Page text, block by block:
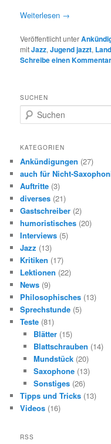
Weiterlesen →
Veröffentlicht unter
mitJazz,Jugend jazzt,
Schreibe einen Kommentar
SUCHEN
u
h
n
KATEGORIEN
Ankündigungen (27)
auch für Nicht-
Auftritte (3)
diverses (21)
Gastschreiber (2)
humoristisches (20)
Interviews (5)
Jazz (13)
Kritiken (17)
Lektionen (22)
News (9)
Philosophisches (13)
Sprechstunde (5)
Teste (81)
Blätter(15)
Blattschrauben (14)
Mundstück(20)
Saxophone(13)
Sonstiges(26)
Tipps und Tricks (13)
Videos (16)
RSS